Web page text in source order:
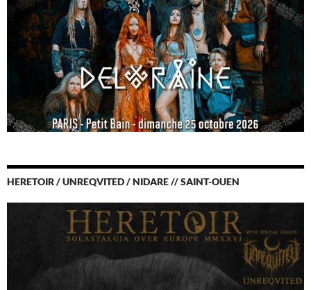
HERETOIR / UNREQVITED / NIDARE // SAINT-OUEN